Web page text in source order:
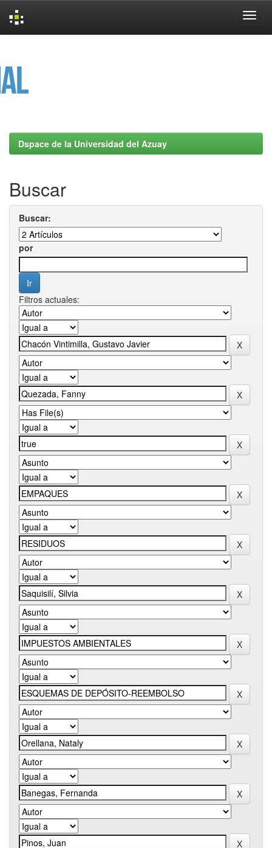
Dspace de la Universidad del Azuay
Buscar
Buscar:
por
Filtros actuales: